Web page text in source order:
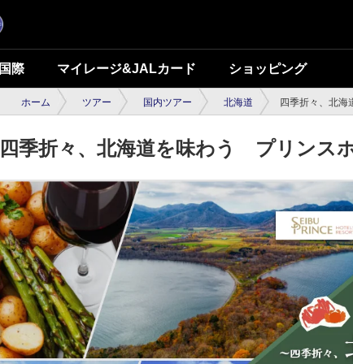
国際 マイレージ&JALカード ショッピング
ホーム ツアー 国内ツアー 北海道 四季折々、北
四季折々、北海道を味わう プリンス